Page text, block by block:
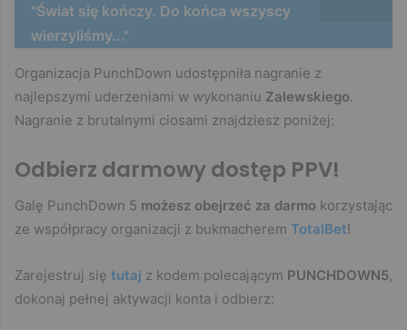
"Świat się kończy. Do końca wszyscy
wierzyliśmy..."
Organizacja PunchDown udostępniła nagranie z
najlepszymi uderzeniami w wykonaniu Zalewskiego.
Nagranie z brutalnymi ciosami znajdziesz poniżej:
Odbierz darmowy dostęp PPV!
Galę PunchDown 5 możesz obejrzeć za darmo korzystając
ze współpracy organizacji z bukmacherem TotalBet!
Zarejestruj się tutaj z kodem polecającym PUNCHDOWN5,
dokonaj pełnej aktywacji konta i odbierz: